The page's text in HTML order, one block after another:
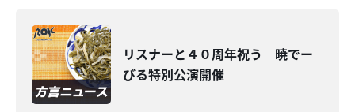
リスナーと４０周年祝う 暁でー
びる特別公演開催